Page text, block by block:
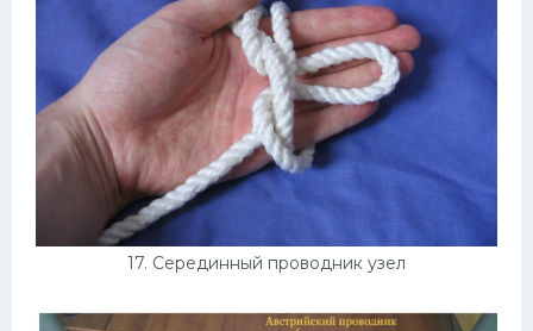
17. Серединный проводник узел